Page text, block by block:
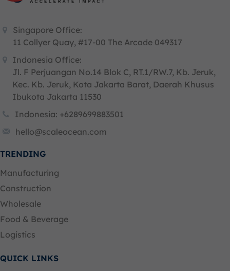
Singapore Office:
11 Collyer Quay, #17-00 The Arcade 049317
Indonesia Office:
Jl. F Perjuangan No.14 Blok C, RT.1/RW.7, Kb. Jeruk,
Kec. Kb. Jeruk, Kota Jakarta Barat, Daerah Khusus
Ibukota Jakarta 11530
Indonesia: +6289699883501
hello@scaleocean.com
TRENDING
Manufacturing
Construction
Wholesale
Food & Beverage
Logistics
QUICK LINKS